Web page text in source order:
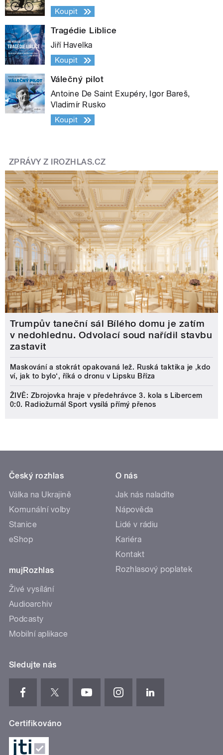
Koupit
Tragédie Liblice
Jiří Havelka
Koupit
Válečný pilot
Antoine De Saint Exupéry, Igor Bareš,
Vladimír Rusko
Koupit
ZPRÁVY Z IROZHLAS.CZ
Trumpův taneční sál Bílého domu je zatím
v nedohlednu. Odvolací soud nařídil stavbu
zastavit
Maskování a stokrát opakovaná lež. Ruská taktika je ‚kdo
ví, jak to bylo‘, říká o dronu v Lipsku Bříza
ŽIVĚ: Zbrojovka hraje v předehrávce 3. kola s Libercem
0:0. Radiožurnál Sport vysílá přímý přenos
Český rozhlas
Válka na Ukrajině
Komunální volby
Stanice
eShop
mujRozhlas
Živé vysílání
Audioarchiv
Podcasty
Mobilní aplikace
O nás
Jak nás naladíte
Nápověda
Lidé v rádiu
Kariéra
Kontakt
Rozhlasový poplatek
Sledujte nás
Certifikováno